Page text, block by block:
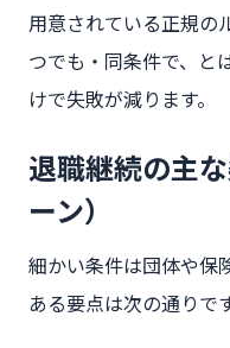
用意されている正規の
つでも・同条件で、と
けで失敗が減ります。
退職継続の主
ーン）
細かい条件は団体や保
ある要点は次の通りです